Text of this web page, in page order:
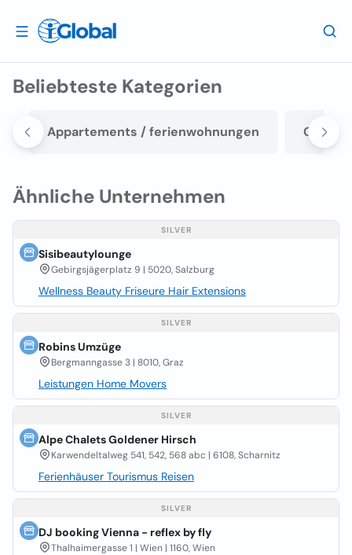
Beliebteste Kategorien
Appartements / ferienwohnungen
Ähnliche Unternehmen
SILVER
Sisibeautylounge
Gebirgsjägerplatz 9 | 5020, Salzburg
Wellness Beauty Friseure Hair Extensions
SILVER
Robins Umzüge
Bergmanngasse 3 | 8010, Graz
Leistungen Home Movers
SILVER
Alpe Chalets Goldener Hirsch
Karwendeltalweg 541, 542, 568 abc | 6108, Scharnitz
Ferienhäuser Tourismus Reisen
SILVER
DJ booking Vienna - reflex by fly
Thalhaimergasse 1 | Wien | 1160, Wien